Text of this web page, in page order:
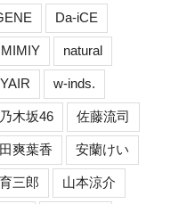
Da-iCE
MIMIY natural
w-inds.
乃木坂46 佐藤流司
爽葉香 安蘭けい
三郎 山本涼介